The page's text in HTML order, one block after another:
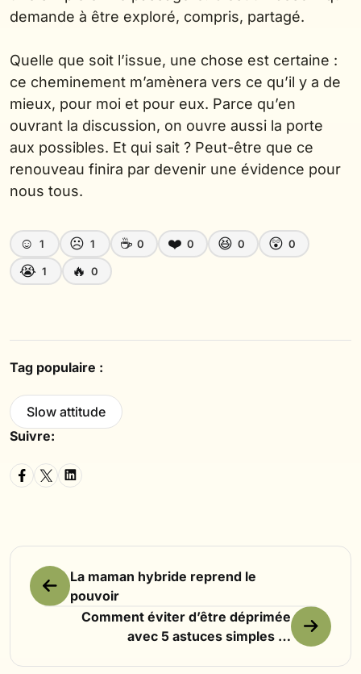
demande à être exploré, compris, partagé.
Quelle que soit l’issue, une chose est certaine :
ce cheminement m’amènera vers ce qu’il y a de
mieux, pour moi et pour eux. Parce qu’en
ouvrant la discussion, on ouvre aussi la porte
aux possibles. Et qui sait ? Peut-être que ce
renouveau finira par devenir une évidence pour
nous tous.
☺️ 1 ☹️ 1 ☕ 0 ❤️ 0 😆 0 😲 0
😭 1 🔥 0
Tag populaire :
Slow attitude
Suivre:
La maman hybride reprend le
pouvoir
Comment éviter d’être déprimée
avec 5 astuces simples et